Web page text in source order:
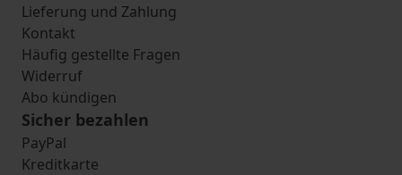
Lieferung und Zahlung
Kontakt
Häufig gestellte Fragen
Widerruf
Abo kündigen
Sicher bezahlen
PayPal
Kreditkarte